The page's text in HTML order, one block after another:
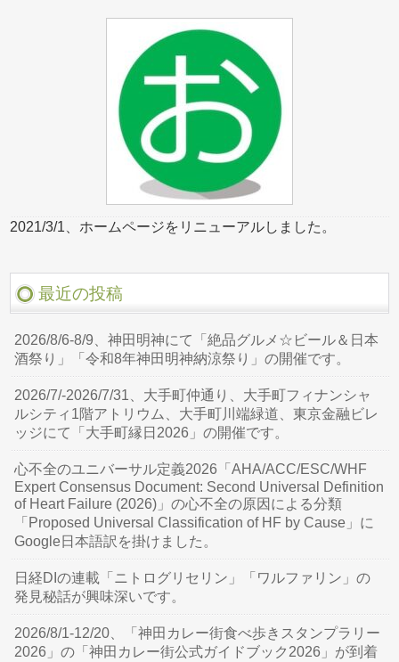
2021/3/1、ホームページをリニューアルしました。
最近の投稿
2026/8/6-8/9、神田明神にて「絶品グルメ☆ビール＆日本
酒祭り」「令和8年神田明神納涼祭り」の開催です。
2026/7/-2026/7/31、大手町仲通り、大手町フィナンシャ
ルシティ1階アトリウム、大手町川端緑道、東京金融ビレ
ッジにて「大手町縁日2026」の開催です。
心不全のユニバーサル定義2026「AHA/ACC/ESC/WHF
Expert Consensus Document: Second Universal Definition
of Heart Failure (2026)」の心不全の原因による分類
「Proposed Universal Classification of HF by Cause」に
Google日本語訳を掛けました。
日経DIの連載「ニトログリセリン」「ワルファリン」の
発見秘話が興味深いです。
2026/8/1-12/20、「神田カレー街食べ歩きスタンプラリー
2026」の「神田カレー街公式ガイドブック2026」が到着